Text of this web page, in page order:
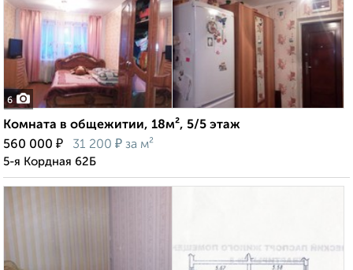
6
Комната в общежитии, 18м², 5/5 этаж
560 000 ₽ 31 200 ₽ за м²
5-я Кордная 62Б